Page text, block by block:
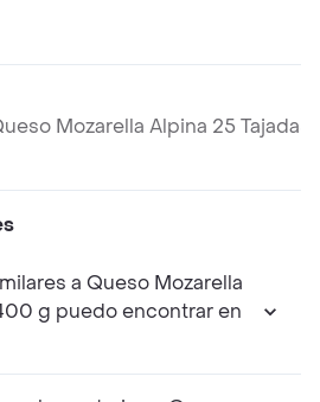
Mozarella Alpina 25
a Queso Mozarella
g puedo encontrar en